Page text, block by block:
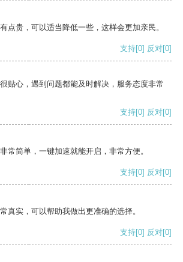
点贵，可以适当降低一些，这样会更加亲民。
支持[0] 反对[0]
贴心，遇到问题都能及时解决，服务态度非常
支持[0] 反对[0]
常简单，一键加速就能开启，非常方便。
支持[0] 反对[0]
真实，可以帮助我做出更准确的选择。
支持[0] 反对[0]